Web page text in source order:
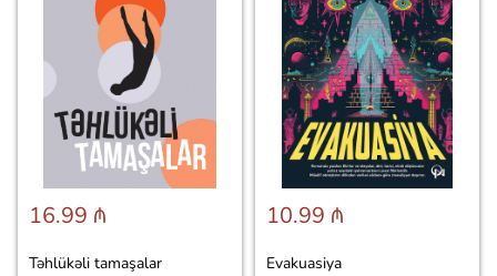
16.99 ₼
Təhlükəli tamaşalar
10.99 ₼
Evakuasiya